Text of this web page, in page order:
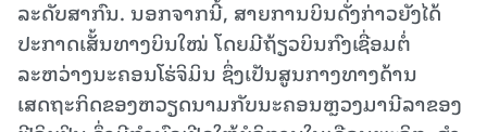
ລະດັບສາກົນ. ນອກຈາກນີ້, ສາຍການບິນດັ່ງກ່າວຍັງໄດ້
ປະກາດເສັ້ນທາງບິນໃໝ່ ໂດຍມີຖ້ຽວບິນກົງເຊື່ອມຕໍ່
ລະຫວ່າງນະຄອນໂຮ່ຈິມິນ ຊຶ່ງເປັນສູນກາງທາງດ້ານ
ເສດຖະກິດຂອງຫວຽດນາມກັບນະຄອນຫຼວງມານີລາຂອງ